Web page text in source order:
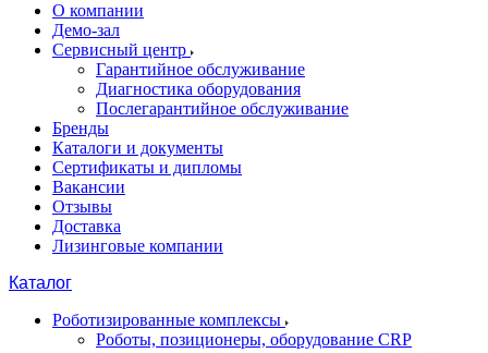
О компании
Демо-зал
Сервисный центр
Гарантийное обслуживание
Диагностика оборудования
Послегарантийное обслуживание
Бренды
Каталоги и документы
Сертификаты и дипломы
Вакансии
Отзывы
Доставка
Лизинговые компании
Каталог
Роботизированные комплексы
Роботы, позиционеры, оборудование CRP